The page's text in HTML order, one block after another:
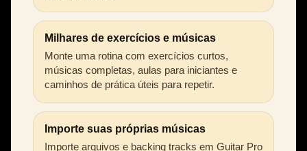
Milhares de exercícios e músicas
Monte uma rotina com exercícios curtos,
músicas completas, aulas para iniciantes e
caminhos de prática úteis para repetir.
Importe suas próprias músicas
Importe arquivos e backing tracks em Guitar Pro